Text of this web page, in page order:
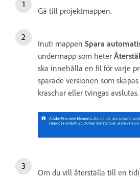
Gå till projektmappen.
Inuti mappen Spara
undermapp som heter
ska innehålla en fil för varje
sparade versionen som
kraschar eller tvingas avslutas.
Om du vill återställa till en